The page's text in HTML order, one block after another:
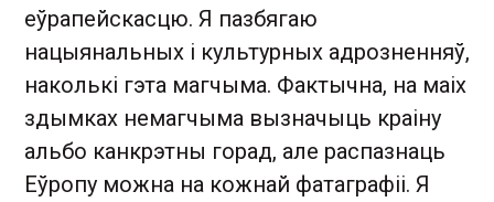
еўрапейскасцю. Я пазбягаю
нацыянальных і культурных адрозненняў,
наколькі гэта магчыма. Фактычна, на маіх
здымках немагчыма вызначыць краіну
альбо канкрэтны горад, але распазнаць
Еўропу можна на кожнай фатаграфіі. Я